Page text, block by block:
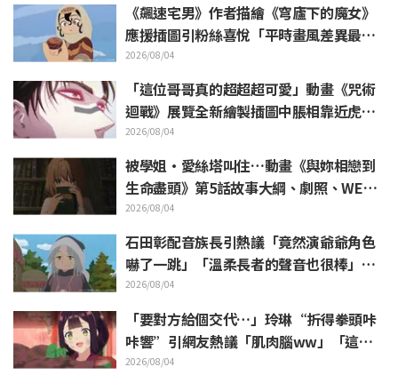
《飆速宅男》作者描繪《穹廬下的魔女》
應援插圖引粉絲喜悅「平時畫風差異最大
的人畫出來就是這樣」
2026/08/04
「這位哥哥真的超超超可愛」動畫《咒術
迴戰》展覽全新繪製插圖中脹相靠近虎杖
悠仁 粉絲無比喜悅
2026/08/04
被學姐·愛絲塔叫住…動畫《與妳相戀到
生命盡頭》第5話故事大綱、劇照、WEB
預告、單集海報公開
2026/08/04
石田彰配音族長引熱議「竟然演爺爺角色
嚇了一跳」「溫柔長者的聲音也很棒」動
畫《穹廬下的魔女》第6集
2026/08/04
「要對方給個交代…」玲琳“折得拳頭咔
咔響”引網友熱議「肌肉腦ww」「這什
麼表情啦」／《我是不才惡女》第4集
2026/08/04